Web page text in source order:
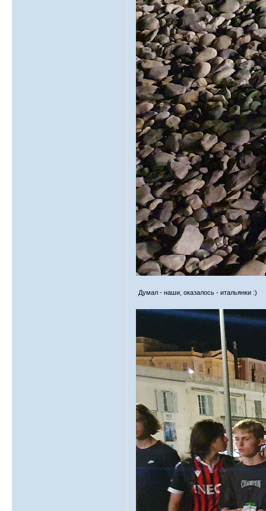
Думал - наши, оказалось - итальянки :)